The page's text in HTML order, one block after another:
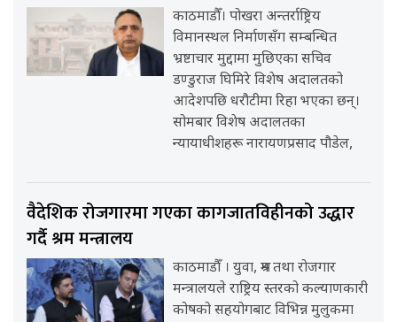
काठमाडौँ। पोखरा अन्तर्राष्ट्रिय
विमानस्थल निर्माणसँग सम्बन्धित
भ्रष्टाचार मुद्दामा मुछिएका सचिव
डण्डुराज घिमिरे विशेष अदालतको
आदेशपछि धरौटीमा रिहा भएका छन्।
सोमबार विशेष अदालतका
न्यायाधीशहरू नारायणप्रसाद पौडेल,
वैदेशिक रोजगारमा गएका कागजातविहीनको उद्धार
गर्दै श्रम मन्त्रालय
काठमाडौँ । युवा, श्रम तथा रोजगार
मन्त्रालयले राष्ट्रिय स्तरको कल्याणकारी
कोषको सहयोगबाट विभिन्न मुलुकमा